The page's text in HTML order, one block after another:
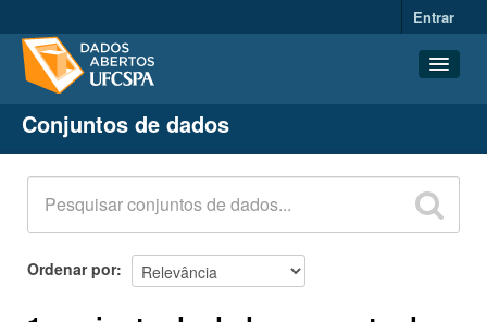
Entrar
Conjuntos de dados
Organizações
Grupos
Sobre
Conjuntos de dados
Ordenar por